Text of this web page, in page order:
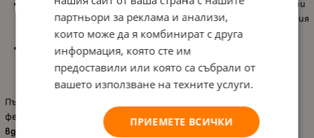
Ярки и магични изображения – представят любимите герои
Frozenв красиви сцени, които пренасят децата в ледения
свят на приключенията;
Произведен от Educa Borras– световен лидер в
производството на пъзели, известен със своето
качество, безопасност и креативност
Пъзелът
фенове на Елза и Анна – съчетавазабавление, учене и
вдъхновение
в едно вълшебно преживяване.
партньори за реклама и анализи,
които може да я комбинират с друга
информация, която сте им
предоставили или която са събрали от
вашето използване на техните услуги.
ПРИЕМЕТЕ ВСИЧКИ